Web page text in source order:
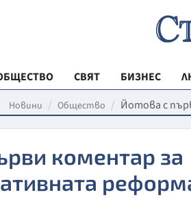
СВЯТ БИЗНЕС
Новини Общество Йотова с
коментар за